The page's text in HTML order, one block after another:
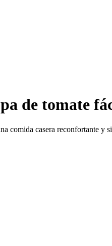
de tomate
comida casera reconfortante y